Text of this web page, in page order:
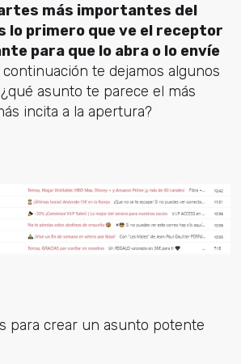
más importantes del
lo primero que ve el receptor
para que lo abra o lo envíe
continuación te dejamos algunos
asunto te parece el más
incita a la apertura?
para crear un asunto potente